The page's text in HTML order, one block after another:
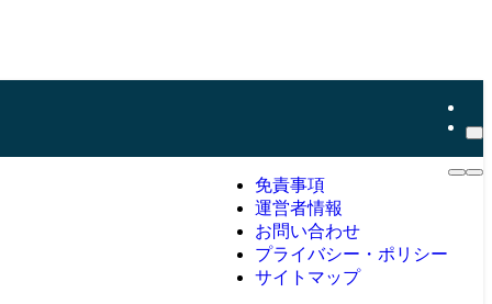
免責事項
運営者情報
お問い合わせ
プライバシー・ポリシー
サイトマップ